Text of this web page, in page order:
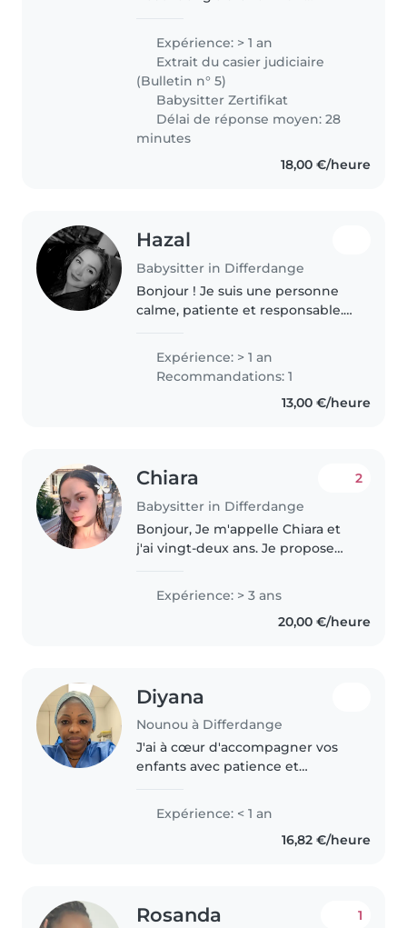
Naturschutzsyndika. Liebe es in
der Natur. Ich absolviere im
januar eine
Babysitterausbildung...
Expérience: > 1 an
Extrait du casier judiciaire
(Bulletin n° 5)
Babysitter Zertifikat
Délai de réponse moyen: 28
minutes
18,00 €/heure
Hazal
Babysitter in Differdange
Bonjour ! Je suis une personne
calme, patiente et responsable.
enfants, jouer avec eux et veiller
à leur sécurité. Je suis motivée et
toujours prête..
Expérience: > 1 an
Recommandations: 1
13,00 €/heure
Chiara
Babysitter in Differdange
2
Bonjour, Je m'appelle Chiara et
j'ai vingt-deux ans. Je propose
enfants. Je suis dynamique et
Expérience: > 3 ans
20,00 €/heure
Diyana
Nounou à Differdange
J'ai à cœur d'accompagner vos
enfants avec patience et
avec les tout-petits grâce à ma
formation en travail social, je
maîtrise les gestes de premiers
Expérience: < 1 an
16,82 €/heure
Rosanda 1